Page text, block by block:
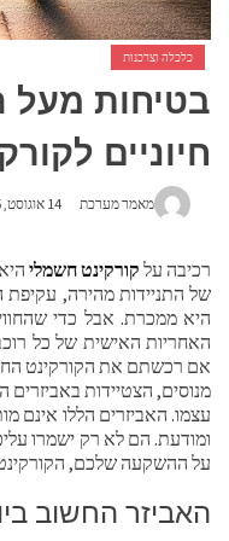
כלכלה וצרכנות
בטיחות מעל
חיוניים
מאמר מערכת 14 אוגוסט, 2025
רכיבה על קורקינט חשמלי
של התניידות מהירה,
היא ממכרת. אבל כדי
האחריות האישית של כל
אם רכשתם את הקורקינט
מנוסים, הצטיידות
עצמו. האביזרים הללו אינם
ומודעת. הם לא רק ישמרו
על ההשקעה שלכם,
האביזר החשוב